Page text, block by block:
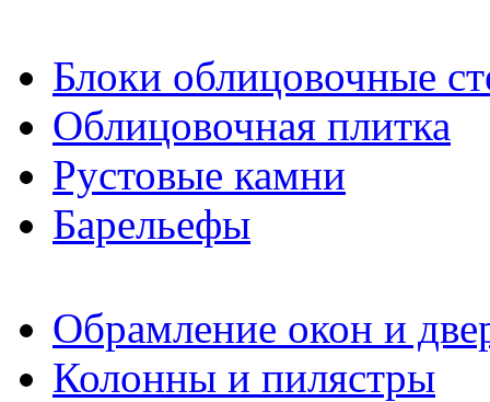
Блоки облицовочные
Облицовочная плитка
Рустовые камни
Барельефы
Обрамление окон и
Колонны и пилястры